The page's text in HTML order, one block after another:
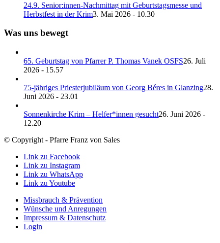
24.9. Senior:innen-Nachmittag mit Geburtstagsmesse und
Herbstfest in der Krim3. Mai 2026 - 10.30
Was uns bewegt
65. Geburtstag von Pfarrer P. Thomas Vanek OSFS26. Juli
2026 - 15.57
75-jähriges Priesterjubiläum von Georg Béres in Glanzing28.
Juni 2026 - 23.01
Sonnenkirche Krim – Helfer*innen gesucht26. Juni 2026 -
12.20
© Copyright - Pfarre Franz von Sales
Link zu Facebook
Link zu Instagram
Link zu WhatsApp
Link zu Youtube
Missbrauch & Prävention
Wünsche und Anregungen
Impressum & Datenschutz
Login